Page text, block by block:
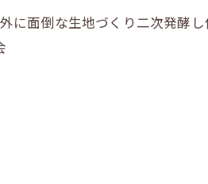
に面倒な生地づくり二次発酵